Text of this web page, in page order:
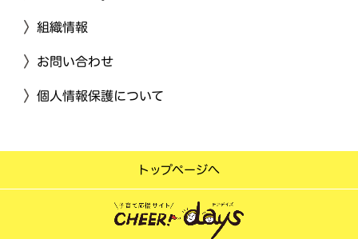
組織情報
お問い合わせ
個人情報保護について
トップページへ